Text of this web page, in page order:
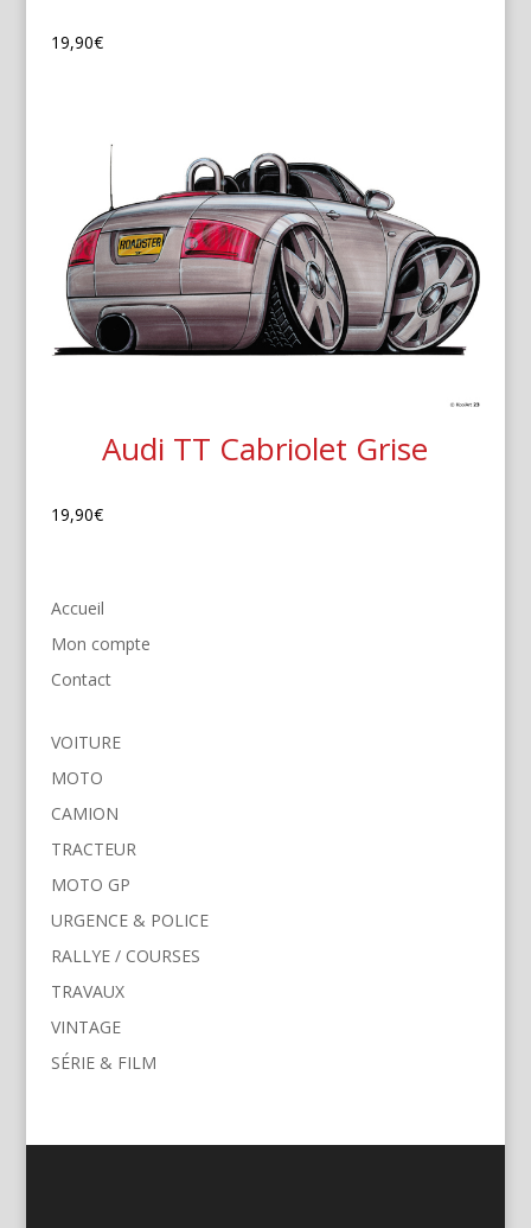
19,90€
Audi TT Cabriolet Grise
19,90€
Accueil
Mon compte
Contact
VOITURE
MOTO
CAMION
TRACTEUR
MOTO GP
URGENCE & POLICE
RALLYE / COURSES
TRAVAUX
VINTAGE
SÉRIE & FILM